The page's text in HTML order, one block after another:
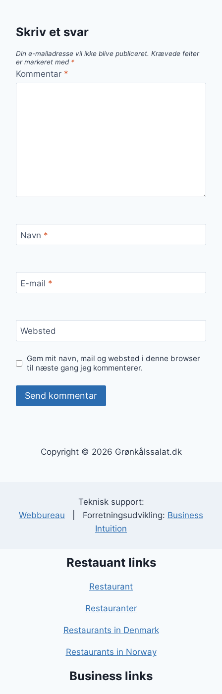
Skriv et svar
Din e-mailadresse vil ikke blive publiceret. Krævede felter
er markeret med *
Kommentar *
Navn *
E-mail *
Websted
Gem mit navn, mail og websted i denne browser
til næste gang jeg kommenterer.
Copyright © 2026 Grønkålssalat.dk
Teknisk support:
Webbureau | Forretningsudvikling: Business
Intuition
Restauant links
Restaurant
Restauranter
Restaurants in Denmark
Restaurants in Norway
Business links